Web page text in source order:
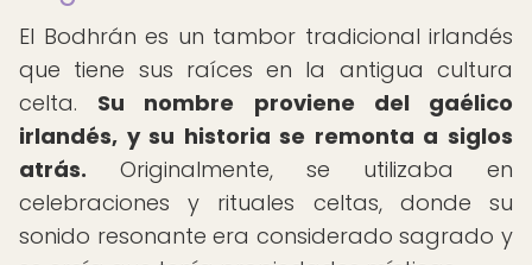
El Bodhrán es un tambor tradicional irlandés
que tiene sus raíces en la antigua cultura
celta. Su nombre proviene del gaélico
irlandés, y su historia se remonta a siglos
atrás. Originalmente, se utilizaba en
celebraciones y rituales celtas, donde su
sonido resonante era considerado sagrado y